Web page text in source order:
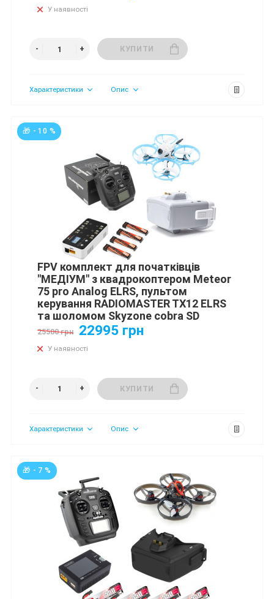
У наявності
КУПИТИ
Характеристики Опис
🎁 - 10 %
FPV комплект для початківців
"МЕДІУМ" з квадрокоптером Meteor
75 pro Analog ELRS, пультом
керування RADIOMASTER TX12 ELRS
та шоломом Skyzone cobra SD
25500 грн 22995 грн
У наявності
КУПИТИ
Характеристики Опис
🎁 - 7 %